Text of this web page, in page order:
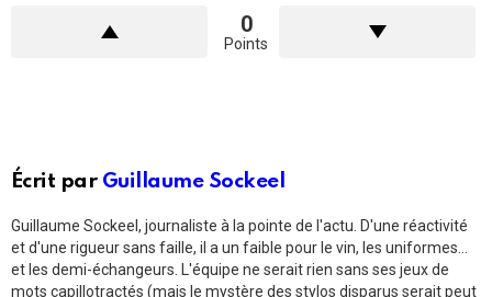
0
Points
Écrit par Guillaume Sockeel
Guillaume Sockeel, journaliste à la pointe de l'actu. D'une réactivité
et d'une rigueur sans faille, il a un faible pour le vin, les uniformes...
et les demi-échangeurs. L'équipe ne serait rien sans ses jeux de
mots capillotractés (mais le mystère des stylos disparus serait peut